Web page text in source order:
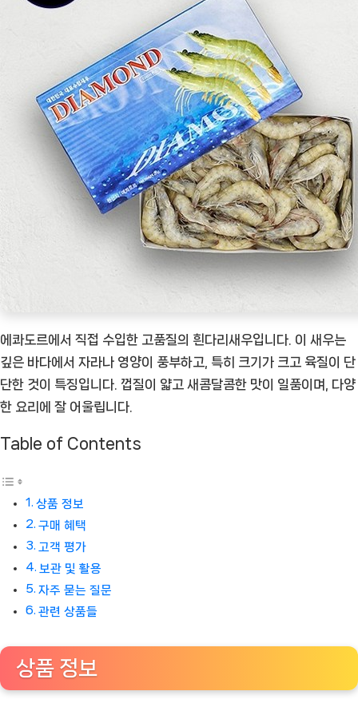
ㅣ
추
천
상
품]
에콰도르에서 직접 수입한 고품질의 흰다리새우입니다. 이 새우는
깊은 바다에서 자라나 영양이 풍부하고, 특히 크기가 크고 육질이 단
단한 것이 특징입니다. 껍질이 얇고 새콤달콤한 맛이 일품이며, 다양
한 요리에 잘 어울립니다.
Table of Contents
상품 정보
구매 혜택
고객 평가
보관 및 활용
자주 묻는 질문
관련 상품들
상품 정보